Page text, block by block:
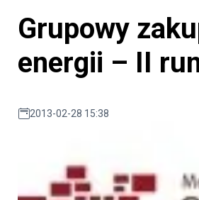
Grupowy
energii – II
2013-02-28 15:38